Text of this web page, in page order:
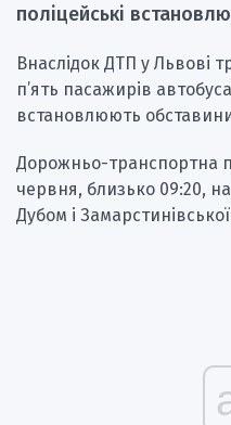
поліцейські
Внаслідок ДТП у Львові
п’ять пасажирів
встановлюють
Дорожньо-транспортна
червня, близько 09:20,
Дубом і